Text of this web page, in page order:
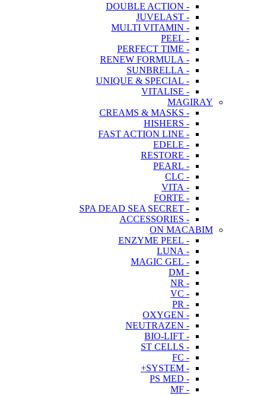
- DOUBLE ACTION
- JUVELAST
- MULTI VITAMIN
- PEEL
- PERFECT TIME
- RENEW FORMULA
- SUNBRELLA
- UNIQUE & SPECIAL
- VITALISE
MAGIRAY
- CREAMS & MASKS
- HISHERS
- FAST ACTION LINE
- EDELE
- RESTORE
- PEARL
- CLC
- VITA
- FORTE
- SPA DEAD SEA SECRET
- ACCESSORIES
ON MACABIM
- ENZYME PEEL
- LUNA
- MAGIC GEL
- DM
- NR
- VC
- PR
- OXYGEN
- NEUTRAZEN
- BIO-LIFT
- ST CELLS
- FC
- SYSTEM+
- PS MED
- MF